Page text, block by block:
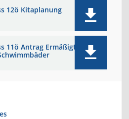
12ö Kitaplanung
11ö Antrag Ermäßigter